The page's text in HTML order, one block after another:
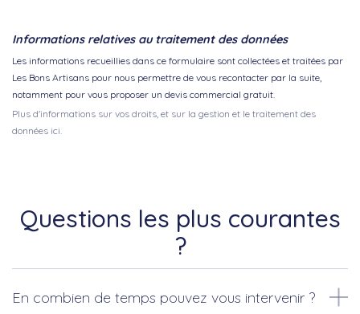
Informations relatives au traitement des données
Les informations recueillies dans ce formulaire sont collectées et traitées par
Les Bons Artisans pour nous permettre de vous recontacter par la suite,
notamment pour vous proposer un devis commercial gratuit.
Plus d'informations sur vos droits, et sur la gestion et le traitement des
données ici.
Questions les plus courantes
?
En combien de temps pouvez vous intervenir ?